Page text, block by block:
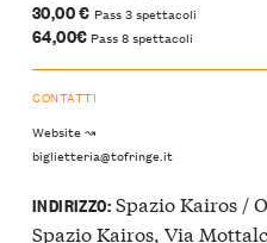
30,00 € Pass 3 spettacoli
64,00€ Pass 8 spettacoli
CONTATTI
Website ↝
biglietteria@tofringe.it
INDIRIZZO:Spazio Kairos /
Spazio Kairos, Via